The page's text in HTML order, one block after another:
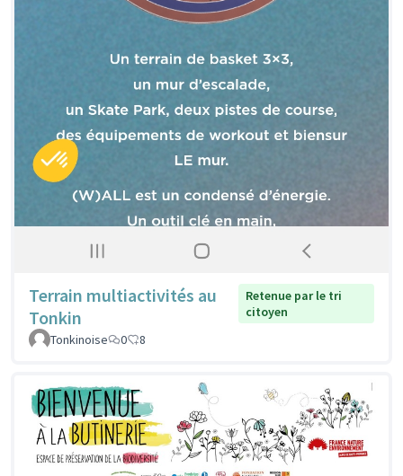
Terrain multiactivités au
Tonkin
Retenue par le tri
citoyen
Tonkinoise
0 8